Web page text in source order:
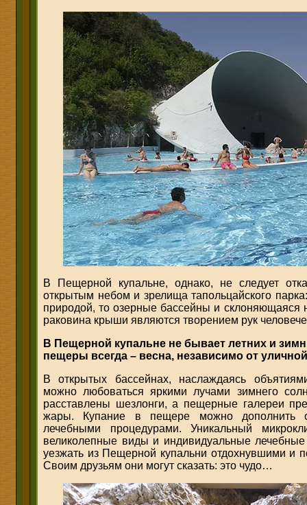
В Пещерной купальне, однако, не следует
открытым небом и зрелища тапольцайского
природой, то озерные бассейны и склоняющаяся
раковина крыши являются творением рук
В Пещерной купальне не бывает летних и
пещеры всегда – весна, независимо от
В открытых бассейнах, наслаждаясь
можно любоваться яркими лучами зимнего
расставлены шезлонги, а пещерные галереи
жары. Купание в пещере можно дополнить
лечебными процедурами. Уникальный
великолепные виды и индивидуальные
уезжать из Пещерной купальни отдохнувшими и
Своим друзьям они могут сказать: это чудо…